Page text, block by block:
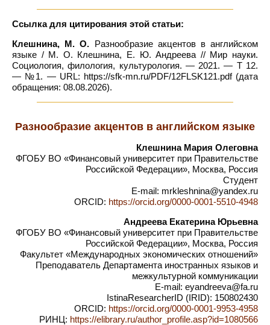
Ссылка для цитирования этой статьи:
Клешнина, М. О. Разнообразие акцентов в английском
языке / М. О. Клешнина, Е. Ю. Андреева // Мир науки.
Социология, филология, культурология. — 2021. — Т 12.
— №1. — URL: https://sfk-mn.ru/PDF/12FLSK121.pdf (дата
обращения: 08.08.2026).
Разнообразие акцентов в английском языке
Клешнина Мария Олеговна
ФГОБУ ВО «Финансовый университет при Правительстве
Российской Федерации», Москва, Россия
Студент
E-mail: mrkleshnina@yandex.ru
ORCID: https://orcid.org/0000-0001-5510-4948
Андреева Екатерина Юрьевна
ФГОБУ ВО «Финансовый университет при Правительстве
Российской Федерации», Москва, Россия
Факультет «Международных экономических отношений»
Преподаватель Департамента иностранных языков и
межкультурной коммуникации
E-mail: eyandreeva@fa.ru
IstinaResearcherID (IRID): 150802430
ORCID: https://orcid.org/0000-0001-9953-4958
РИНЦ: https://elibrary.ru/author_profile.asp?id=1080566